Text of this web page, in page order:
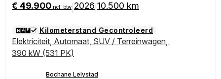
€ 49.900incl. btw 2026 10.500 km
Kilometerstand Gecontroleerd
Elektriciteit, Automaat, SUV / Terreinwagen,
390 kW (531 PK)
Bochane Lelystad